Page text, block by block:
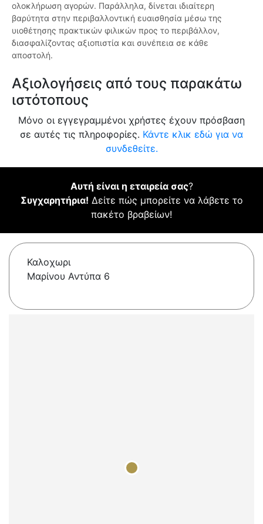
ολοκλήρωση αγορών. Παράλληλα, δίνεται ιδιαίτερη
βαρύτητα στην περιβαλλοντική ευαισθησία μέσω της
υιοθέτησης πρακτικών φιλικών προς το περιβάλλον,
διασφαλίζοντας αξιοπιστία και συνέπεια σε κάθε
αποστολή.
Αξιολογήσεις από τους παρακάτω
ιστότοπους
Μόνο οι εγγεγραμμένοι χρήστες έχουν πρόσβαση
σε αυτές τις πληροφορίες. Κάντε κλικ εδώ για να
συνδεθείτε.
Αυτή είναι η εταιρεία σας?
Συγχαρητήρια! Δείτε πώς μπορείτε να λάβετε το
πακέτο βραβείων!
Καλοχωρι
Μαρίνου Αντύπα 6